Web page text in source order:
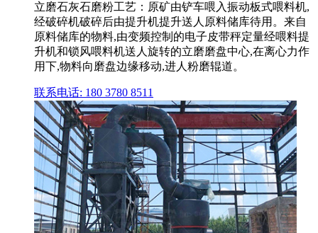
立磨石灰石磨粉工艺：原矿由铲车喂入振动板式喂料机,
经破碎机破碎后由提升机提升送人原料储库待用。来自
原料储库的物料,由变频控制的电子皮带秤定量经喂料提
升机和锁风喂料机送人旋转的立磨磨盘中心,在离心力作
用下,物料向磨盘边缘移动,进人粉磨辊道。
联系电话: 180 3780 8511